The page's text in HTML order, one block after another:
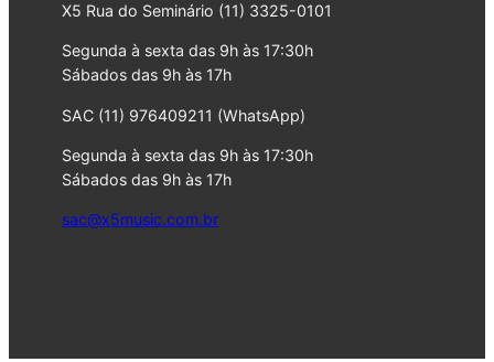
X5 Rua do Seminário (11) 3325-0101
Segunda à sexta das 9h às 17:30h
Sábados das 9h às 17h
SAC (11) 976409211 (WhatsApp)
Segunda à sexta das 9h às 17:30h
Sábados das 9h às 17h
sac@x5music.com.br